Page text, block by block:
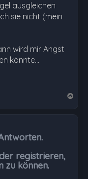
ausgleichen
sie nicht (mein
wird mir Angst
könnte...
registrieren,
zu können.